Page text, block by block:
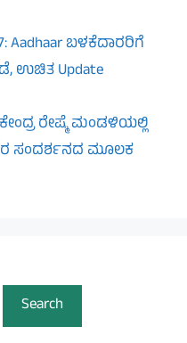
Aadhaar ಬಳಕೆದಾರರಿಗೆ
ಉಚಿತ Update
ಕೇಂದ್ರ ರೇಷ್ಮೆ ಮಂಡಳಿಯಲ್ಲಿ
ಸಂದರ್ಶನದ ಮೂಲಕ
Search